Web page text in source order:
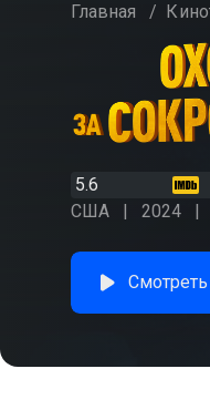
Главная /
5.6
США
2024
Смотреть